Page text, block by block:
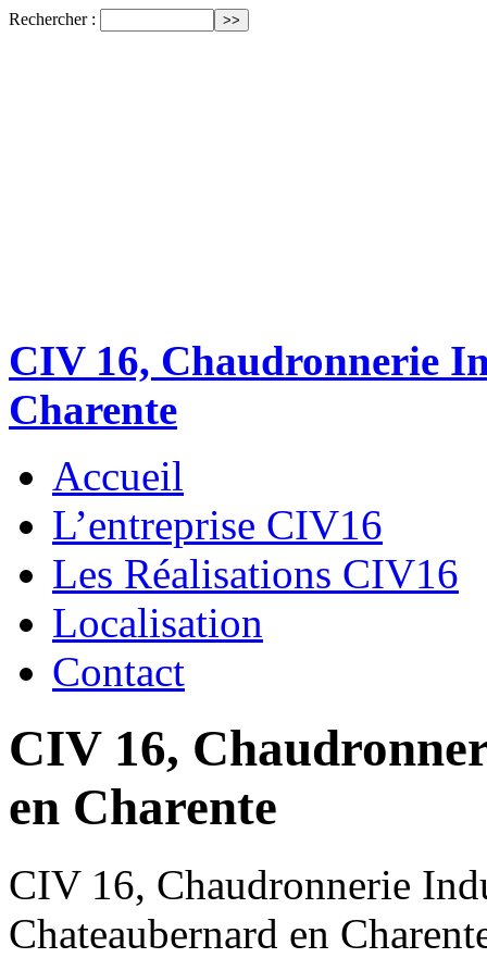
Rechercher :
CIV 16, Chaudronnerie
Charente
Accueil
L’entreprise CIV16
Les Réalisations CIV16
Localisation
Contact
CIV 16,
en Charente
CIV 16, Chaudronnerie
Chateaubernard en